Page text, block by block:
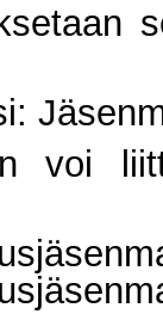
voi